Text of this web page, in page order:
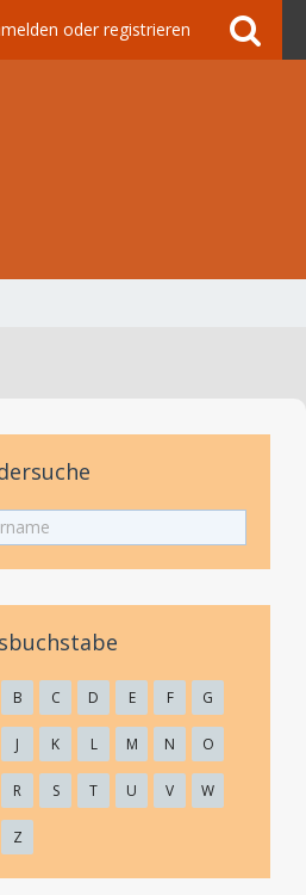
oder registrieren
B C D E F G
J K L M N O
R S T U V W
Z